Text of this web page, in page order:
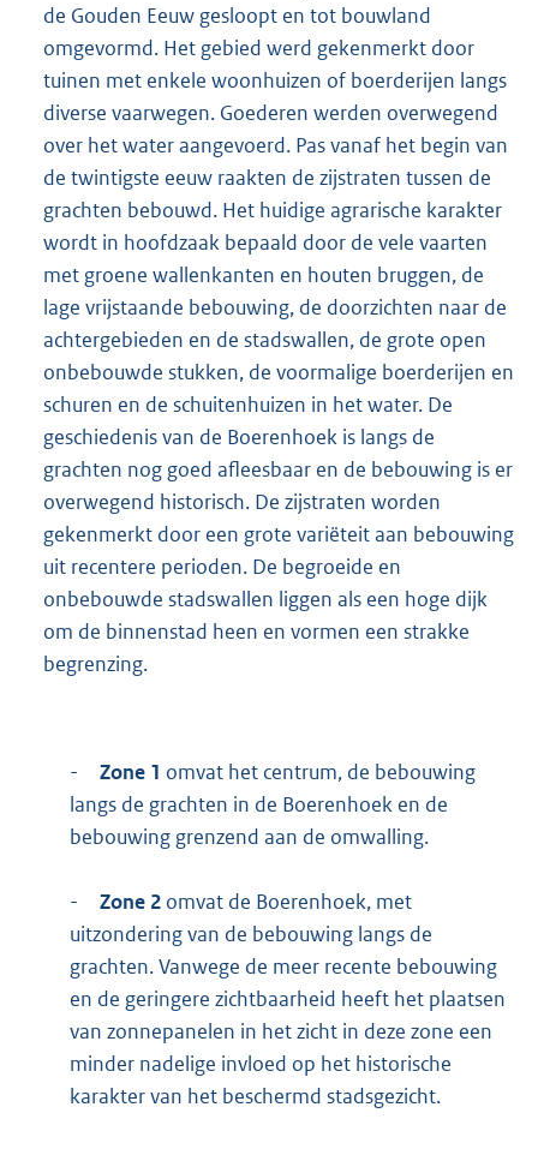
de Gouden Eeuw gesloopt en tot bouwland
omgevormd. Het gebied werd gekenmerkt door
tuinen met enkele woonhuizen of boerderijen langs
diverse vaarwegen. Goederen werden overwegend
over het water aangevoerd. Pas vanaf het begin van
de twintigste eeuw raakten de zijstraten tussen de
grachten bebouwd. Het huidige agrarische karakter
wordt in hoofdzaak bepaald door de vele vaarten
met groene wallenkanten en houten bruggen, de
lage vrijstaande bebouwing, de doorzichten naar de
achtergebieden en de stadswallen, de grote open
onbebouwde stukken, de voormalige boerderijen en
schuren en de schuitenhuizen in het water. De
geschiedenis van de Boerenhoek is langs de
grachten nog goed afleesbaar en de bebouwing is er
overwegend historisch. De zijstraten worden
gekenmerkt door een grote variëteit aan bebouwing
uit recentere perioden. De begroeide en
onbebouwde stadswallen liggen als een hoge dijk
om de binnenstad heen en vormen een strakke
begrenzing.
- Zone 1 omvat het centrum, de bebouwing
langs de grachten in de Boerenhoek en de
bebouwing grenzend aan de omwalling.
- Zone 2omvat de Boerenhoek, met
uitzondering van de bebouwing langs de
grachten. Vanwege de meer recente bebouwing
en de geringere zichtbaarheid heeft het plaatsen
van zonnepanelen in het zicht in deze zone een
minder nadelige invloed op het historische
karakter van het beschermd stadsgezicht.